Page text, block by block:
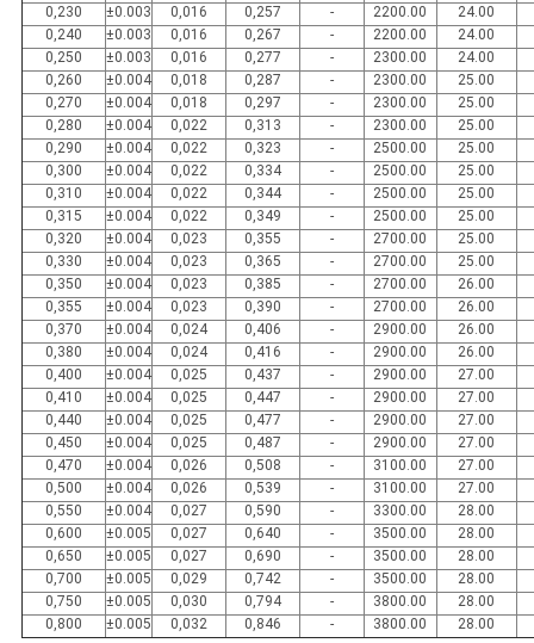
0,230
±0.003 0,016 0,257 - 2200.00
24.00
0,240
±0.003 0,016 0,267 - 2200.00
24.00
0,250
±0.003 0,016 0,277 - 2300.00
24.00
0,260
±0.004 0,018 0,287 - 2300.00
25.00
0,270
±0.004 0,018 0,297 - 2300.00
25.00
0,280
±0.004 0,022 0,313 - 2300.00
25.00
0,290
±0.004 0,022 0,323 - 2500.00
25.00
0,300
±0.004 0,022 0,334 - 2500.00
25.00
0,310
±0.004 0,022 0,344 - 2500.00
25.00
0,315
±0.004 0,022 0,349 - 2500.00
25.00
0,320
±0.004 0,023 0,355 - 2700.00
25.00
0,330
±0.004 0,023 0,365 - 2700.00
25.00
0,350
±0.004 0,023 0,385 - 2700.00
26.00
0,355
±0.004 0,023 0,390 - 2700.00
26.00
0,370
±0.004 0,024 0,406 - 2900.00
26.00
0,380
±0.004 0,024 0,416 - 2900.00
26.00
0,400
±0.004 0,025 0,437 - 2900.00
27.00
0,410
±0.004 0,025 0,447 - 2900.00
27.00
0,440
±0.004 0,025 0,477 - 2900.00
27.00
0,450
±0.004 0,025 0,487 - 2900.00
27.00
0,470
±0.004 0,026 0,508 - 3100.00
27.00
0,500
±0.004 0,026 0,539 - 3100.00
27.00
0,550
±0.004 0,027 0,590 - 3300.00
28.00
0,600
±0.005 0,027 0,640 - 3500.00
28.00
0,650
±0.005 0,027 0,690 - 3500.00
28.00
0,700
±0.005 0,029 0,742 - 3500.00
28.00
0,750
±0.005 0,030 0,794 - 3800.00
28.00
0,800
±0.005 0,032 0,846 - 3800.00 28.00